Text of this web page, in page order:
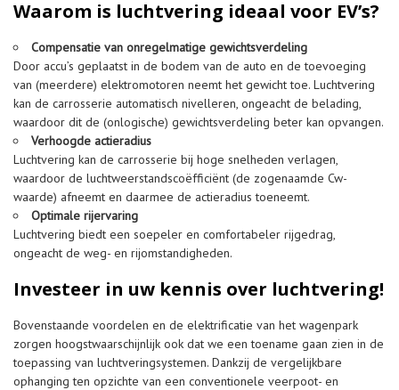
Waarom is luchtvering ideaal voor EV’s?
Compensatie van onregelmatige gewichtsverdeling
Door accu’s geplaatst in de bodem van de auto en de toevoeging
van (meerdere) elektromotoren neemt het gewicht toe. Luchtvering
kan de carrosserie automatisch nivelleren, ongeacht de belading,
waardoor dit de (onlogische) gewichtsverdeling beter kan opvangen.
Verhoogde actieradius
Luchtvering kan de carrosserie bij hoge snelheden verlagen,
waardoor de luchtweerstandscoëfficiënt (de zogenaamde Cw-
waarde) afneemt en daarmee de actieradius toeneemt.
Optimale rijervaring
Luchtvering biedt een soepeler en comfortabeler rijgedrag,
ongeacht de weg- en rijomstandigheden.
Investeer in uw kennis over luchtvering!
Bovenstaande voordelen en de elektrificatie van het wagenpark
zorgen hoogstwaarschijnlijk ook dat we een toename gaan zien in de
toepassing van luchtveringsystemen. Dankzij de vergelijkbare
ophanging ten opzichte van een conventionele veerpoot- en